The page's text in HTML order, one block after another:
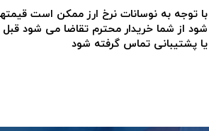
با توجه به نوسانات نرخ ارز ممکن است
شود از شما خریدار محترم تقاضا می شود
یا پشتیبانی تماس گرفته شود